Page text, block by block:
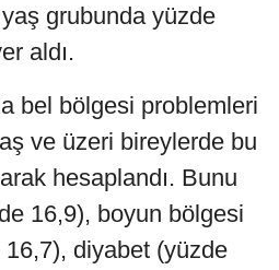
grubunda yüzde
aldı.
bel bölgesi problemleri
ve üzeri bireylerde bu
hesaplandı. Bunu
16,9), boyun bölgesi
diyabet (yüzde